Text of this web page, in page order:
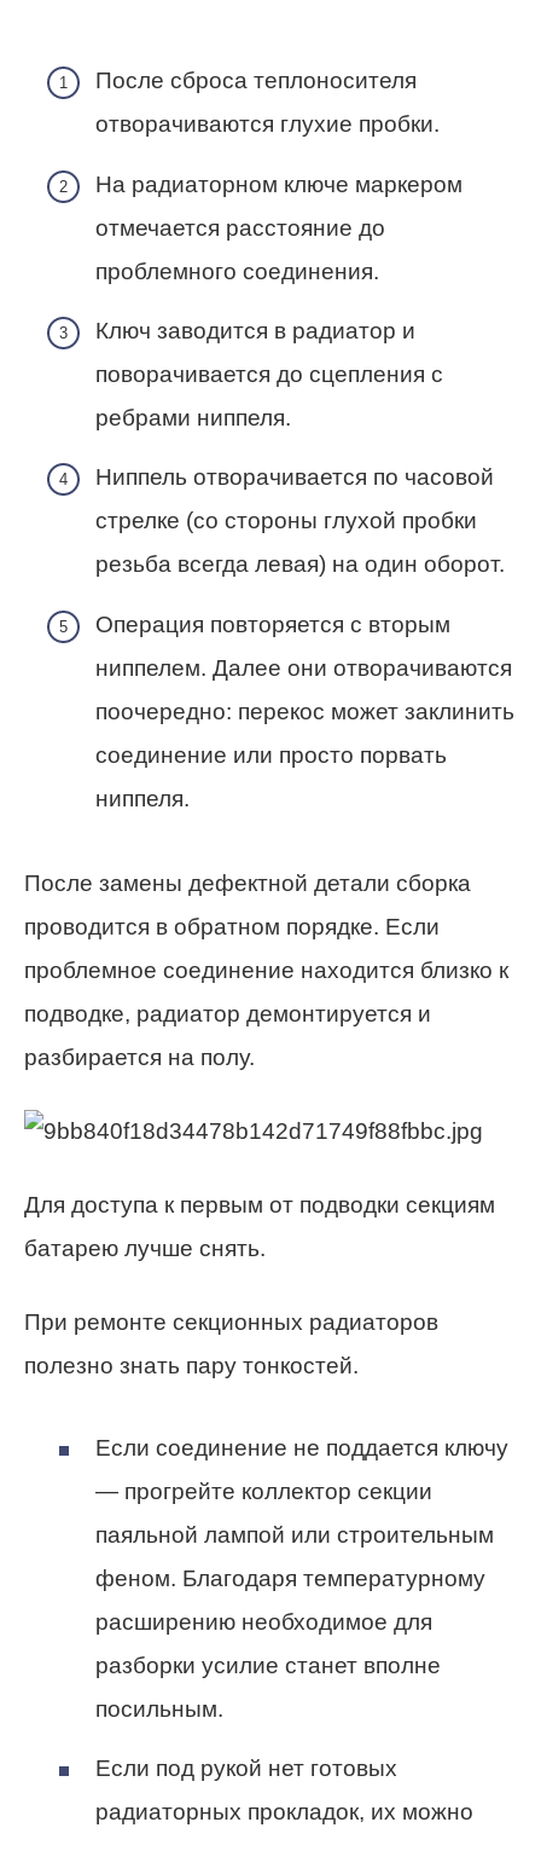
После сброса теплоносителя
отворачиваются глухие пробки.
На радиаторном ключе маркером
отмечается расстояние до
проблемного соединения.
Ключ заводится в радиатор и
поворачивается до сцепления с
ребрами ниппеля.
Ниппель отворачивается по часовой
стрелке (со стороны глухой пробки
резьба всегда левая) на один оборот.
Операция повторяется с вторым
ниппелем. Далее они отворачиваются
поочередно: перекос может заклинить
соединение или просто порвать
ниппеля.
После замены дефектной детали сборка
проводится в обратном порядке. Если
проблемное соединение находится близко к
подводке, радиатор демонтируется и
разбирается на полу.
Для доступа к первым от подводки секциям
батарею лучше снять.
При ремонте секционных радиаторов
полезно знать пару тонкостей.
Если соединение не поддается ключу
— прогрейте коллектор секции
паяльной лампой или строительным
феном. Благодаря температурному
расширению необходимое для
разборки усилие станет вполне
посильным.
Если под рукой нет готовых
радиаторных прокладок, их можно